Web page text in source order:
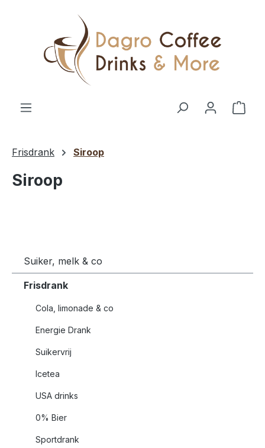
Ga naar de hoofdinhoud
Frisdrank Siroop
Siroop
Suiker, melk & co
Frisdrank
Cola, limonade & co
Energie Drank
Suikervrij
Icetea
USA drinks
0% Bier
Sportdrank